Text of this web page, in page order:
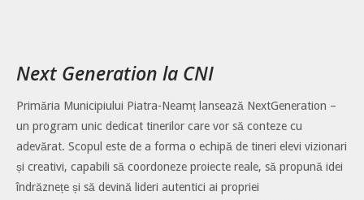
Next Generation la CNI
Primăria Municipiului Piatra-Neamț lansează NextGeneration –
un program unic dedicat tinerilor care vor să conteze cu
adevărat. Scopul este de a forma o echipă de tineri elevi vizionari
și creativi, capabili să coordoneze proiecte reale, să propună idei
îndrăznețe și să devină lideri autentici ai propriei